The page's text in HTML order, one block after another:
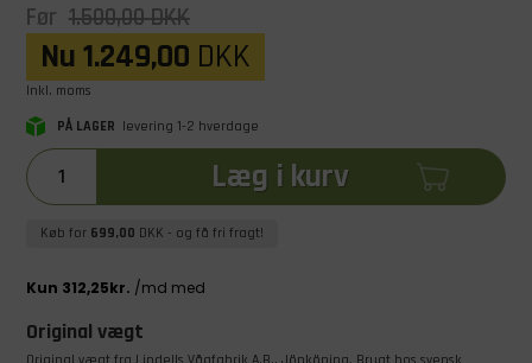
Før 1.500,00DKK
Nu 1.249,00 DKK
Inkl. moms
PÅ LAGER levering 1-2 hverdage
Læg i kurv
Køb for 699,00 DKK - og få fri fragt!
Original vægt
Original vægt fra Lindells Vågfabrik A.B., Jönköping. Brugt hos svensk